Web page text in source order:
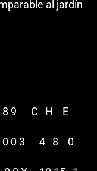
al jardín
C H E
0 3 4 8 0